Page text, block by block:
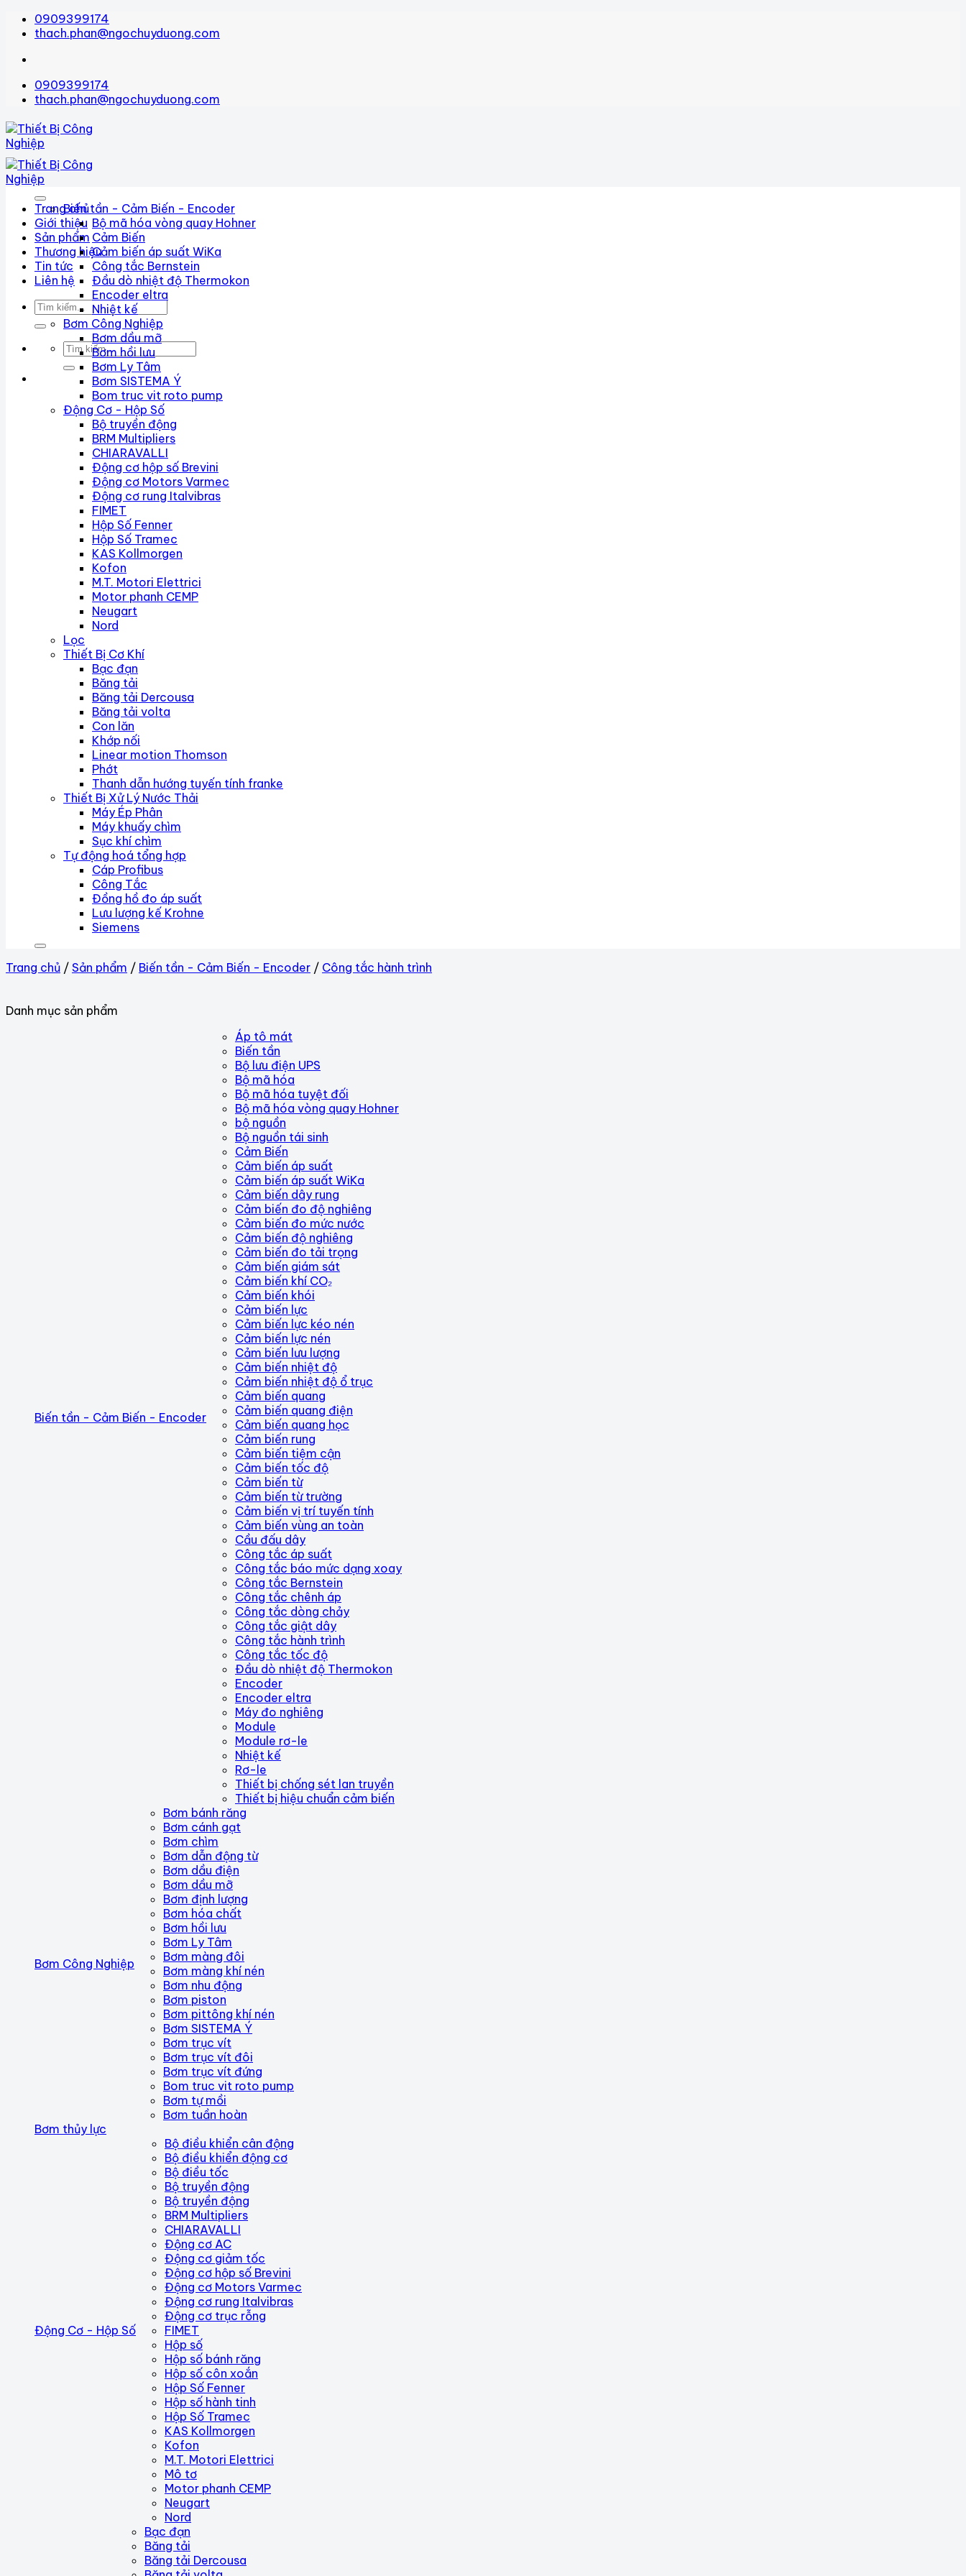
qua
dung
0909399174
thach.phan@ngochuyduong.com
0909399174
thach.phan@ngochuyduong.com
Trang chủ
Giới thiệu
Sản phẩm
Thương hiệu
Tin tức
Liên hệ
Tìm
kiếm:
Tìm
kiếm:
Biến tần - Cảm Biến - Encoder
Bộ mã hóa vòng quay Hohner
Cảm Biến
Cảm biến áp suất WiKa
Công tắc Bernstein
Đầu dò nhiệt độ Thermokon
Encoder eltra
Nhiệt kế
Bơm Công Nghiệp
Bơm dầu mỡ
Bơm hồi lưu
Bơm Ly Tâm
Bơm SISTEMA Ý
Bom truc vit roto pump
Động Cơ - Hộp Số
Bộ truyền động
BRM Multipliers
CHIARAVALLI
Động cơ hộp số Brevini
Động cơ Motors Varmec
Động cơ rung Italvibras
FIMET
Hộp Số Fenner
Hộp Số Tramec
KAS Kollmorgen
Kofon
M.T. Motori Elettrici
Motor phanh CEMP
Neugart
Nord
Lọc
Thiết Bị Cơ Khí
Bạc đạn
Băng tải
Băng tải Dercousa
Băng tải volta
Con lăn
Khớp nối
Linear motion Thomson
Phớt
Thanh dẫn hướng tuyến tính franke
Thiết Bị Xử Lý Nước Thải
Máy Ép Phân
Máy khuấy chìm
Sục khí chìm
Tự động hoá tổng hợp
Cáp Profibus
Công Tắc
Đồng hồ đo áp suất
Lưu lượng kế Krohne
Siemens
Trang chủ / Sản phẩm / Biến tần - Cảm Biến - Encoder / Công tắc hành trình
Danh mục sản phẩm
Biến tần - Cảm Biến - Encoder
Áp tô mát
Biến tần
Bộ lưu điện UPS
Bộ mã hóa
Bộ mã hóa tuyệt đối
Bộ mã hóa vòng quay Hohner
bộ nguồn
Bộ nguồn tái sinh
Cảm Biến
Cảm biến áp suất
Cảm biến áp suất WiKa
Cảm biến dây rung
Cảm biến đo độ nghiêng
Cảm biến đo mức nước
Cảm biến độ nghiêng
Cảm biến đo tải trọng
Cảm biến giám sát
Cảm biến khí CO₂
Cảm biến khói
Cảm biến lực
Cảm biến lực kéo nén
Cảm biến lực nén
Cảm biến lưu lượng
Cảm biến nhiệt độ
Cảm biến nhiệt độ ổ trục
Cảm biến quang
Cảm biến quang điện
Cảm biến quang học
Cảm biến rung
Cảm biến tiệm cận
Cảm biến tốc độ
Cảm biến từ
Cảm biến từ trường
Cảm biến vị trí tuyến tính
Cảm biến vùng an toàn
Cầu đấu dây
Công tắc áp suất
Công tắc báo mức dạng xoay
Công tắc Bernstein
Công tắc chênh áp
Công tắc dòng chảy
Công tắc giật dây
Công tắc hành trình
Công tắc tốc độ
Đầu dò nhiệt độ Thermokon
Encoder
Encoder eltra
Máy đo nghiêng
Module
Module rơ-le
Nhiệt kế
Rơ-le
Thiết bị chống sét lan truyền
Thiết bị hiệu chuẩn cảm biến
Bơm Công Nghiệp
Bơm bánh răng
Bơm cánh gạt
Bơm chìm
Bơm dẫn động từ
Bơm dầu điện
Bơm dầu mỡ
Bơm định lượng
Bơm hóa chất
Bơm hồi lưu
Bơm Ly Tâm
Bơm màng đôi
Bơm màng khí nén
Bơm nhu động
Bơm piston
Bơm pittông khí nén
Bơm SISTEMA Ý
Bơm trục vít
Bơm trục vít đôi
Bơm trục vít đứng
Bom truc vit roto pump
Bơm tự mồi
Bơm tuần hoàn
Bơm thủy lực
Động Cơ - Hộp Số
Bộ điều khiển cân động
Bộ điều khiển động cơ
Bộ điều tốc
Bộ truyền động
Bộ truyền động
BRM Multipliers
CHIARAVALLI
Động cơ AC
Động cơ giảm tốc
Động cơ hộp số Brevini
Động cơ Motors Varmec
Động cơ rung Italvibras
Động cơ trục rỗng
FIMET
Hộp số
Hộp số bánh răng
Hộp số côn xoắn
Hộp Số Fenner
Hộp số hành tinh
Hộp Số Tramec
KAS Kollmorgen
Kofon
M.T. Motori Elettrici
Mô tơ
Motor phanh CEMP
Neugart
Nord
Bạc đạn
Băng tải
Băng tải Dercousa